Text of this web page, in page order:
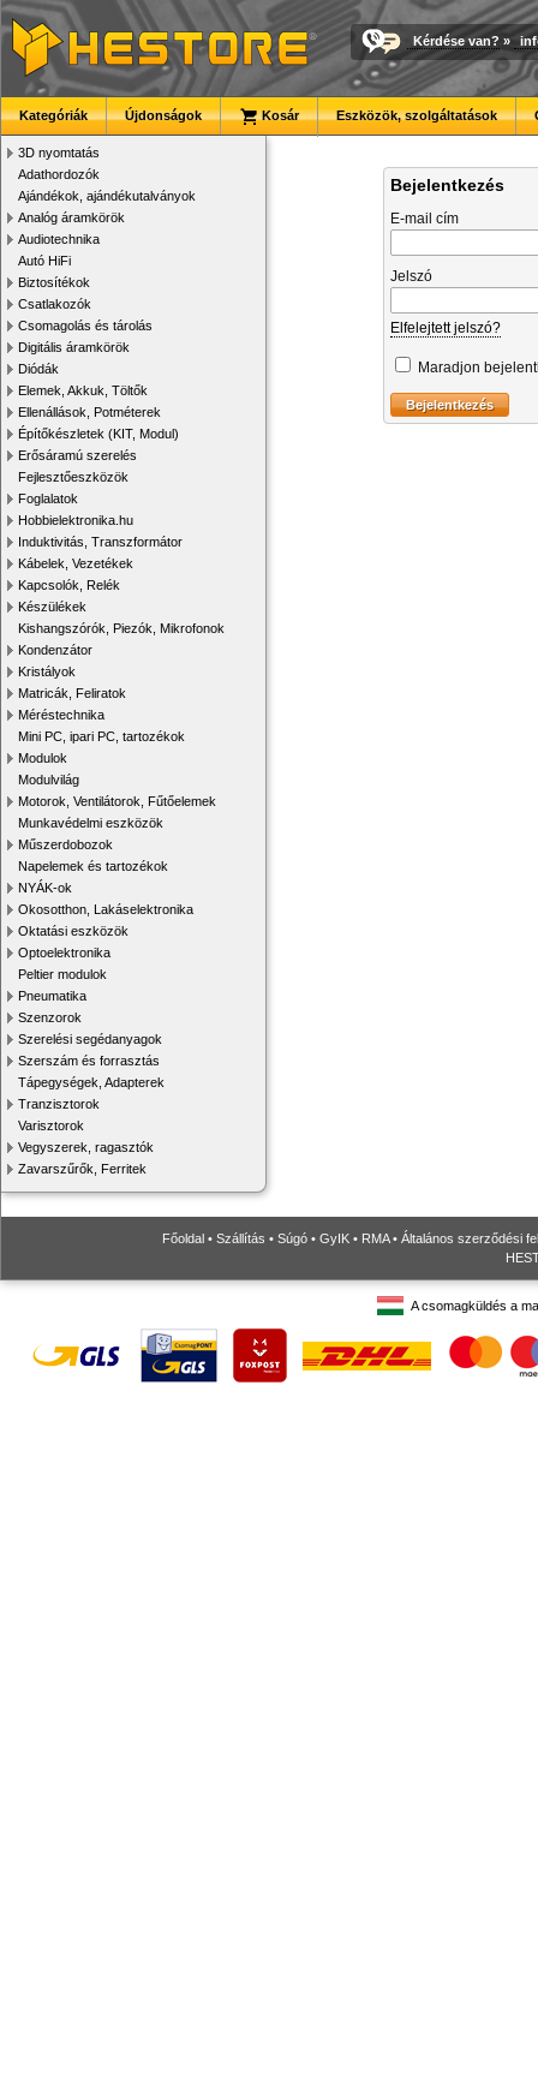
Kérdése van? »
Kategóriák Újdonságok Kosár Eszközök, szolgáltatások
3D nyomtatás
Adathordozók
Ajándékok, ajándékutalványok
Analóg áramkörök
Audiotechnika
Autó HiFi
Biztosítékok
Csatlakozók
Csomagolás és tárolás
Digitális áramkörök
Diódák
Elemek, Akkuk, Töltők
Ellenállások, Potméterek
Építőkészletek (KIT, Modul)
Erősáramú szerelés
Fejlesztőeszközök
Foglalatok
Hobbielektronika.hu
Induktivitás, Transzformátor
Kábelek, Vezetékek
Kapcsolók, Relék
Készülékek
Kishangszórók, Piezók, Mikrofonok
Kondenzátor
Kristályok
Matricák, Feliratok
Méréstechnika
Mini PC, ipari PC, tartozékok
Modulok
Modulvilág
Motorok, Ventilátorok, Fűtőelemek
Munkavédelmi eszközök
Műszerdobozok
Napelemek és tartozékok
NYÁK-ok
Okosotthon, Lakáselektronika
Oktatási eszközök
Optoelektronika
Peltier modulok
Pneumatika
Szenzorok
Szerelési segédanyagok
Szerszám és forrasztás
Tápegységek, Adapterek
Tranzisztorok
Varisztorok
Vegyszerek, ragasztók
Zavarszűrők, Ferritek
Bejelentkezés
E-mail cím
Jelszó
Elfelejtett jelszó?
Maradjon
Főoldal • Szállítás • Súgó • GyIK • RMA• Általános szerződési
A csomagküldés a